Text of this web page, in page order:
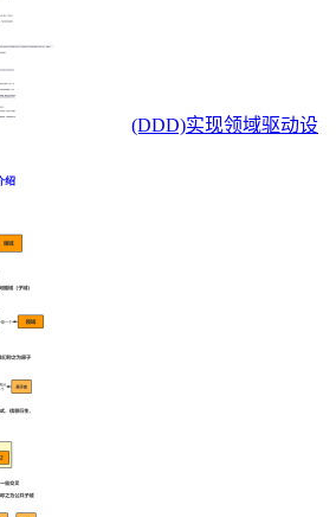
(DDD)实现领域驱动设